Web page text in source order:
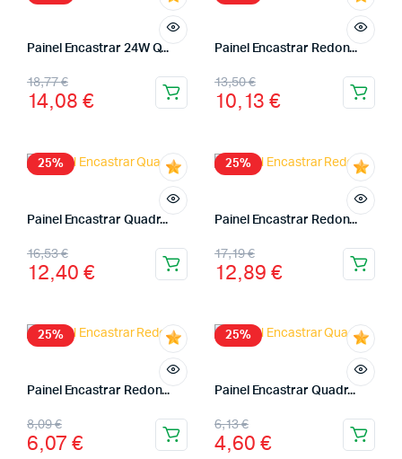
Painel Encastrar 24W Q...
18,77€
14,08 €
Painel Encastrar Redon...
13,50€
10,13 €
25%
Painel Encastrar Quadr...
16,53€
12,40 €
25%
Painel Encastrar Redon...
17,19€
12,89 €
25%
Painel Encastrar Redon...
8,09€
6,07 €
25%
Painel Encastrar Quadr...
6,13€
4,60 €